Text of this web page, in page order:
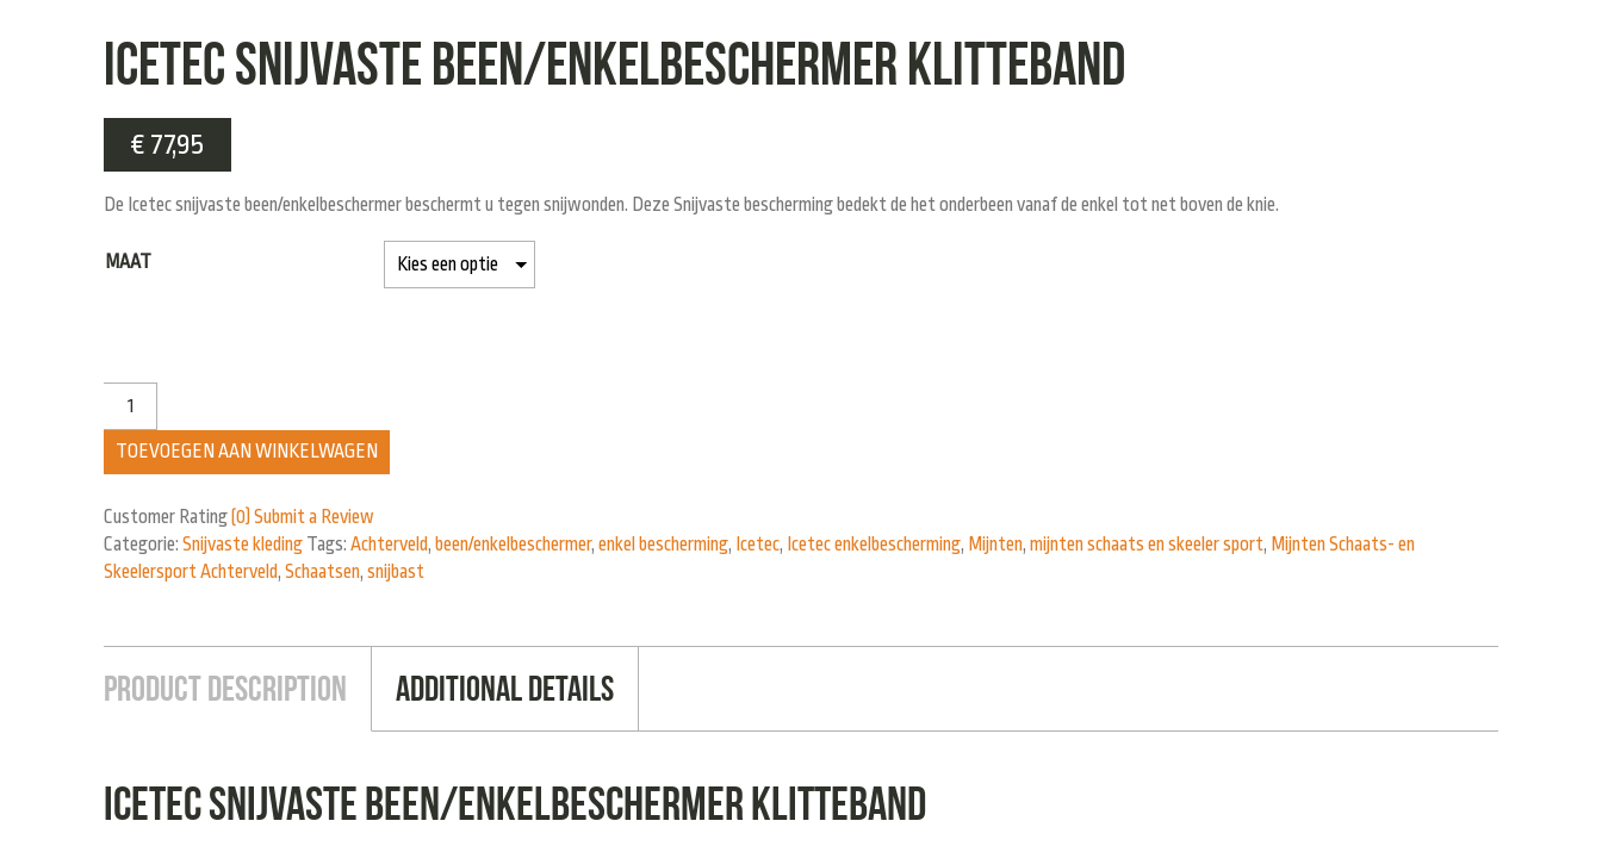
icetec snijvaste been/enkelbeschermer klitteband
€ 77,95
De Icetec snijvaste been/enkelbeschermer beschermt u tegen snijwonden. Deze Snijvaste bescherming bedekt de het onderbeen vanaf de enkel tot net boven de knie.
MAAT
TOEVOEGEN AAN WINKELWAGEN
Customer Rating (0) Submit a Review
Categorie: Snijvaste kleding Tags: Achterveld, been/enkelbeschermer, enkel bescherming, Icetec, Icetec enkelbescherming, Mijnten, mijnten schaats en skeeler sport, Mijnten Schaats- en
Skeelersport Achterveld, Schaatsen, snijbast
Product Description Additional Details
icetec snijvaste been/enkelbeschermer klitteband